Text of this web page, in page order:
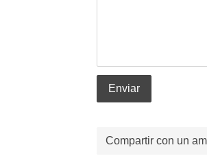
Enviar
Compartir con un